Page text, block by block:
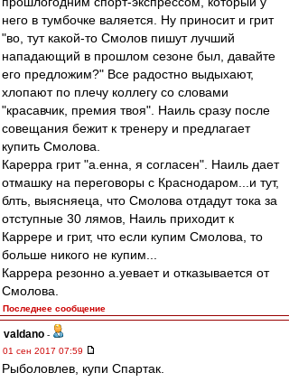
него в тумбочке валяется. Ну приносит и грит
"во, тут какой-то Смолов пишут лучший
нападающий в прошлом сезоне был, давайте
его предложим?" Все радостно выдыхают,
хлопают по плечу коллегу со словами
"красавчик, премия твоя". Наиль сразу после
совещания бежит к тренеру и предлагает
купить Смолова.
Карерра грит "а.енна, я согласен". Наиль дает
отмашку на переговоры с Краснодаром...и тут,
блть, выясняеца, что Смолова отдадут тока за
отступные 30 лямов, Наиль приходит к
Каррере и грит, что если купим Смолова, то
больше никого не купим...
Каррера резонно а.уевает и отказывается от
Смолова.
Последнее сообщение
valdano -
01 сен 2017 07:59
Рыболовлев, купи Спартак.